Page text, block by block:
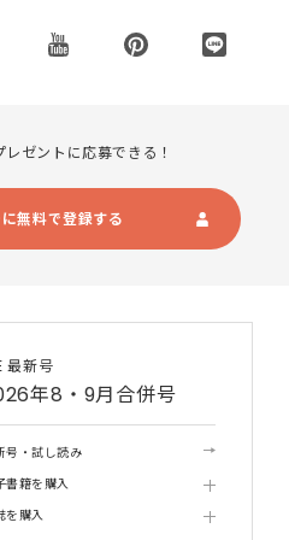
ゼントに応募できる！
無料で登録する
最新号
年8・9月合併号
号・試し読み
書籍を購入
を購入